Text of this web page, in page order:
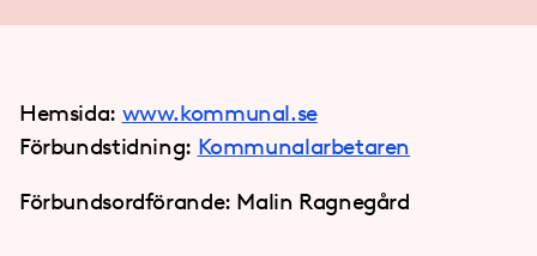
Hemsida: www.kommunal.se
Förbundstidning: Kommunalarbetaren
Förbundsordförande: Malin Ragnegård